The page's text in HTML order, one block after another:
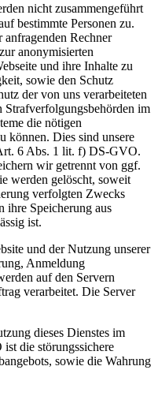
nicht zusammengeführt
bestimmte Personen zu.
anfragenden Rechner
anonymisierten
und ihre Inhalte zu
sowie den Schutz
der von uns verarbeiteten
Strafverfolgungsbehörden im
die nötigen
können. Dies sind unsere
6 Abs. 1 lit. f) DS-GVO.
wir getrennt von ggf.
werden gelöscht, soweit
verfolgten Zwecks
ihre Speicherung aus
ist.
und der Nutzung unserer
Anmeldung
auf den Servern
verarbeitet. Die Server
dieses Dienstes im
die störungssichere
sowie die Wahrung